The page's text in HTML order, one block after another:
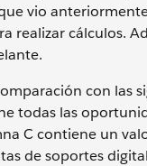
vio
realizar cálculos.
con las
todas las
C contiene un
de soportes